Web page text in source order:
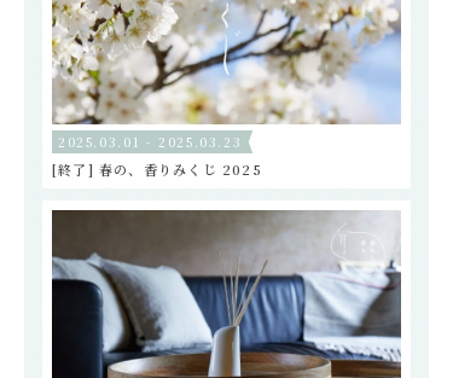
2025.03.01 - 2025.03.23
[終了] 春の、香りみくじ 2025